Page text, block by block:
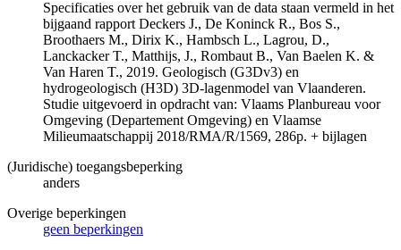
Specificaties over het gebruik van de data staan vermeld in het
bijgaand rapport Deckers J., De Koninck R., Bos S.,
Broothaers M., Dirix K., Hambsch L., Lagrou, D.,
Lanckacker T., Matthijs, J., Rombaut B., Van Baelen K. &
Van Haren T., 2019. Geologisch (G3Dv3) en
hydrogeologisch (H3D) 3D-lagenmodel van Vlaanderen.
Studie uitgevoerd in opdracht van: Vlaams Planbureau voor
Omgeving (Departement Omgeving) en Vlaamse
Milieumaatschappij 2018/RMA/R/1569, 286p. + bijlagen
(Juridische) toegangsbeperking
anders
Overige beperkingen
geen beperkingen